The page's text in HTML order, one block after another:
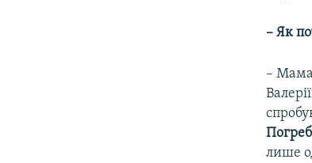
– Як
– Мама
лише